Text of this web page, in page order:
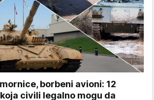
borbeni avioni: 12
civili legalno mogu da